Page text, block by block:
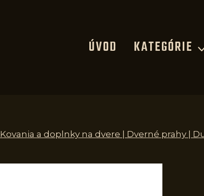
ÚVOD KATEGÓRIE
Kovania a doplnky na dvere | Dverné prahy |